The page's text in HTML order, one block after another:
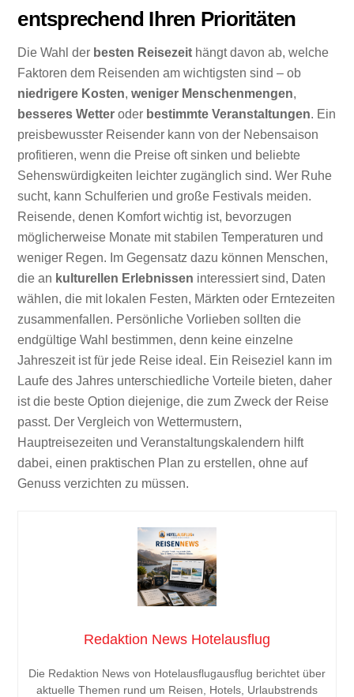
entsprechend Ihren Prioritäten
Die Wahl der besten Reisezeit hängt davon ab, welche
Faktoren dem Reisenden am wichtigsten sind – ob
niedrigere Kosten,weniger Menschenmengen,
besseres Wetter oder bestimmte Veranstaltungen. Ein
preisbewusster Reisender kann von der Nebensaison
profitieren, wenn die Preise oft sinken und beliebte
Sehenswürdigkeiten leichter zugänglich sind. Wer Ruhe
sucht, kann Schulferien und große Festivals meiden.
Reisende, denen Komfort wichtig ist, bevorzugen
möglicherweise Monate mit stabilen Temperaturen und
weniger Regen. Im Gegensatz dazu können Menschen,
die an kulturellen Erlebnissen interessiert sind, Daten
wählen, die mit lokalen Festen, Märkten oder Erntezeiten
zusammenfallen. Persönliche Vorlieben sollten die
endgültige Wahl bestimmen, denn keine einzelne
Jahreszeit ist für jede Reise ideal. Ein Reiseziel kann im
Laufe des Jahres unterschiedliche Vorteile bieten, daher
ist die beste Option diejenige, die zum Zweck der Reise
passt. Der Vergleich von Wettermustern,
Hauptreisezeiten und Veranstaltungskalendern hilft
dabei, einen praktischen Plan zu erstellen, ohne auf
Genuss verzichten zu müssen.
Redaktion News Hotelausflug
Die Redaktion News von Hotelausflugausflug berichtet über
aktuelle Themen rund um Reisen, Hotels, Urlaubstrends